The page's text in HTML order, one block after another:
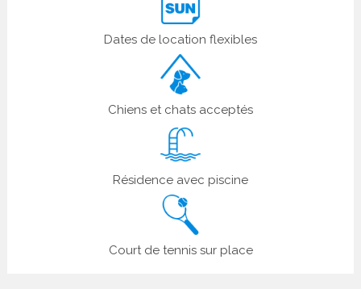
Dates de location flexibles
Chiens et chats acceptés
Résidence avec piscine
Court de tennis sur place